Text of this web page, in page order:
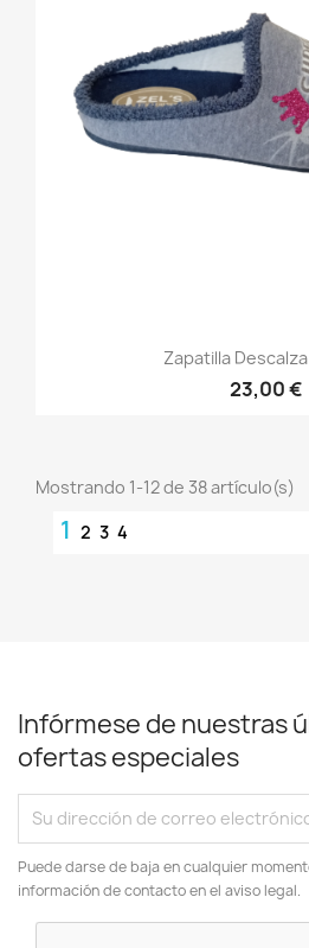
Zapatilla
23,00 €
Mostrando 1-12 de 38 artículo(s)
1 2 3 4
Infórmese de nuestras
ofertas especiales
Puede darse de baja en cualquier
información de contacto en el aviso legal.